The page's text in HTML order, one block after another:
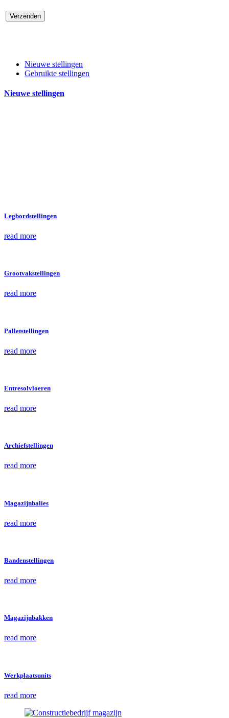
Nieuwe stellingen
Gebruikte stellingen
Nieuwe stellingen
Legbordstellingen
read more
Grootvakstellingen
read more
Palletstellingen
read more
Entresolvloeren
read more
Archiefstellingen
read more
Magazijnbalies
read more
Bandenstellingen
read more
Magazijnbakken
read more
Werkplaatsunits
read more